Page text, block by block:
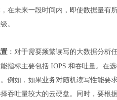
在未来一段时间内，即使数据量有
。
：对于需要频繁读写的大数据分析
指标主要包括 IOPS 和吞吐量。在
例如，如果业务对随机读写性能要
吞吐量较大的云硬盘。同时，要根